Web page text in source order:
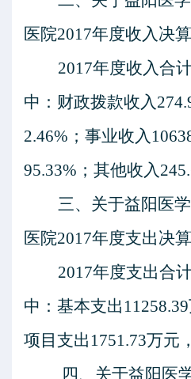
医院2017年度收入决
2017年度收入合
中：财政拨款收入
2.46%；事业收入
95.33%；其他收入
三、关于益阳医
医院2017年度支出决
2017年度支出合
中：基本支出 11258.39
项目支出 1751.73万元
四、关于益阳医